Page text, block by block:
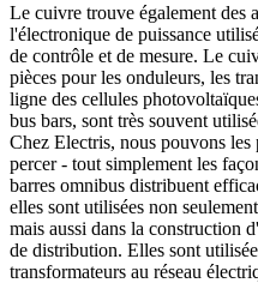
Le cuivre trouve également des
l'électronique de puissance
de contrôle et de mesure. Le
pièces pour les onduleurs, les
ligne des cellules
bus bars, sont très souvent
Chez Electris, nous pouvons
percer - tout simplement les
barres omnibus distribuent
elles sont utilisées non
mais aussi dans la construction
de distribution. Elles sont
transformateurs au réseau